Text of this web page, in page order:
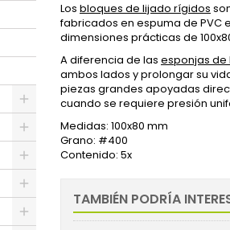
Los bloques de lijado rígidos
fabricados en espuma de PVC
dimensiones prácticas de
A diferencia de las esponjas de
ambos lados y prolongar su
piezas grandes apoyadas
cuando se requiere presión
Medidas: 100x80 mm
Grano: #400
Contenido: 5x
TAMBIÉN PODRÍA